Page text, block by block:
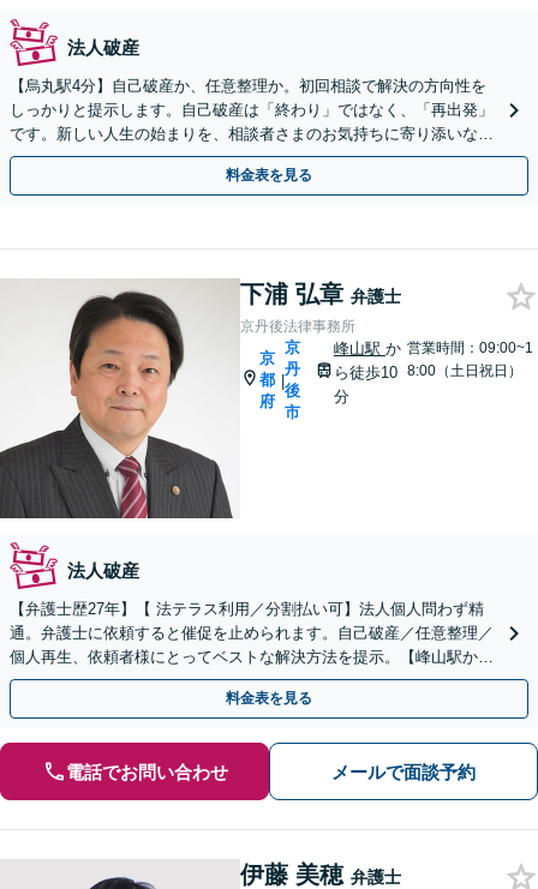
法人破産
【烏丸駅4分】自己破産か、任意整理か。初回相談で解決の方向性を
しっかりと提示します。自己破産は「終わり」ではなく、「再出発」
です。新しい人生の始まりを、相談者さまのお気持ちに寄り添いなが
らサポートします【初回相談無料】【法テラス利用可】
料金表を見る
下浦 弘章 弁護士
京丹後法律事務所
京
都
府
|
京
丹
後
市
峰山駅 か
ら徒歩10
分
営業時間：09:00~1
8:00（土日祝日）
法人破産
【弁護士歴27年】【 法テラス利用／分割払い可】法人個人問わず精
通。弁護士に依頼すると催促を止められます。自己破産／任意整理／
個人再生、依頼者様にとってベストな解決方法を提示。【峰山駅から
徒歩圏内】【兵庫県北部エリアも対応】
料金表を見る
電話でお問い合わせ メールで面談予約
伊藤 美穂 弁護士